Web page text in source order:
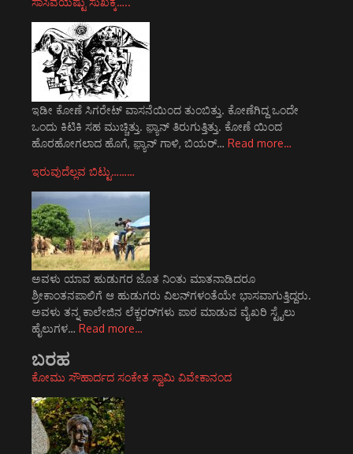
ಇಡೀ ಕೋಣೆ ಸಿಗರೇಟ್ ವಾಸನೆಯಿಂದ ತುಂಬಿತ್ತು. ಕೋಣೆಗಿದ್ದ ಒಂದೇ
ಒಂದು ಕಿಟಿಕಿ ಸಹ ಮುಚ್ಚಿತ್ತು. ಫ಼್ಯಾನ್ ತಿರುಗುತ್ತಿತ್ತು. ಕೋಣೆ ಯಿಂದ
ಹೊರಹೋಗಲಾದ ಹೊಗೆ, ಫ಼್ಯಾನ್ ಗಾಳಿ, ಬಿಯರ್… Read more…
ಇರುವುದೆಲ್ಲವ ಬಿಟ್ಟು………
ಅವಳು ಯಾವ ಹುಡುಗರ ಜೊತ ನಿಂತು ಮಾತನಾಡಿದರೂ
ಶ್ರೀಕಾಂತನಪಾಲಿಗೆ ಆ ಹುಡುಗರು ವಿಲನ್‌ಗಳಂತೆಯೇ ಭಾಸವಾಗುತ್ತಿದ್ದರು.
ಅವಳು ತನ್ನ ಕಾಲೇಜಿನ ಲೆಕ್ಚರರ್‌ಗಳು ಪಾಠ ಮಾಡುವ ವೈಖರಿ ಸ್ಟೈಲು
ಹೈಲುಗಳ… Read more…
ಬರಹ
ಕೋಮು ಸೌಹಾರ್ದದ ಸಂಕೇತ ಸ್ವಾಮಿ ವಿವೇಕಾನಂದ